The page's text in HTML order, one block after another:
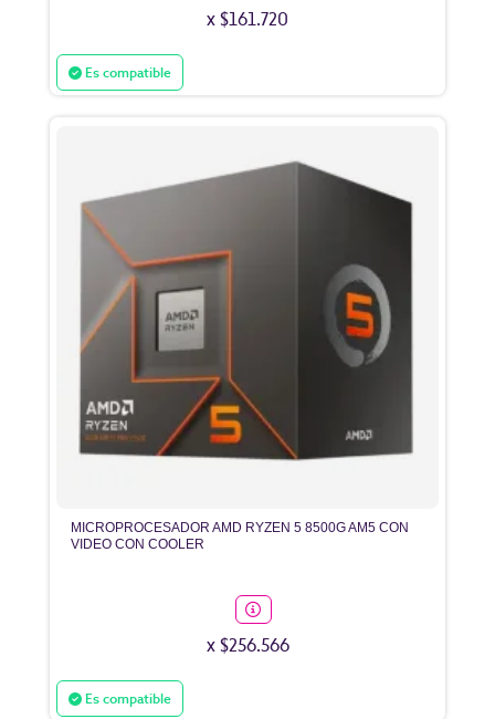
x $161.720
Es compatible
MICROPROCESADOR AMD RYZEN 5 8500G AM5 CON
VIDEO CON COOLER
x $256.566
Es compatible